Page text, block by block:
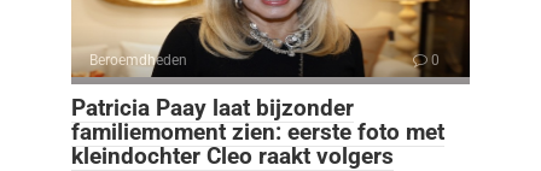
Beroemdheden 0
Patricia Paay laat bijzonder
familiemoment zien: eerste foto met
kleindochter Cleo raakt volgers